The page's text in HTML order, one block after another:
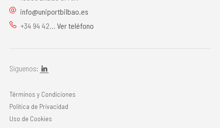
info@uniportbilbao.es
+34 94 42... Ver teléfono
Síguenos:
Términos y Condiciones
Política de Privacidad
Uso de Cookies